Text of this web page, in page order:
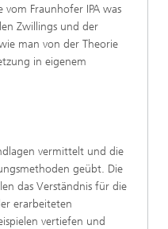
vom Fraunhofer IPA was
Zwillings und der
man von der Theorie
in eigenem
vermittelt und die
geübt. Die
das Verständnis für die
erarbeiteten
vertiefen und